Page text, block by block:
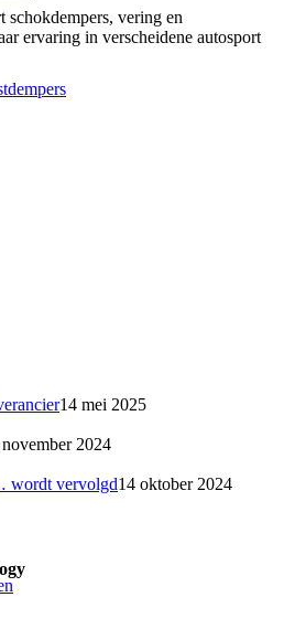
schokdempers, vering en
ervaring in verscheidene autosport
14 mei 2025
2024
wordt vervolgd14 oktober 2024